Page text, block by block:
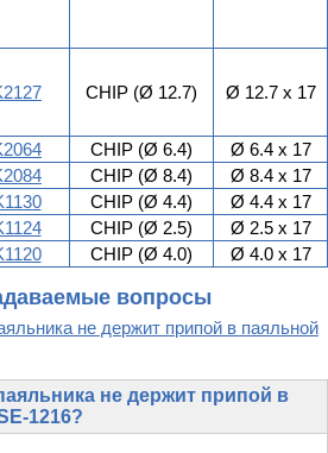
CHIP (Ø 12.7) Ø 12.7 x 17
CHIP (Ø 6.4)
Ø 6.4 x 17
CHIP (Ø 8.4)
Ø 8.4 x 17
CHIP (Ø 4.4)
Ø 4.4 x 17
CHIP (Ø 2.5)
Ø 2.5 x 17
CHIP (Ø 4.0) Ø 4.0 x 17
вопросы
не держит припой в паяльной
не держит припой в
1216?